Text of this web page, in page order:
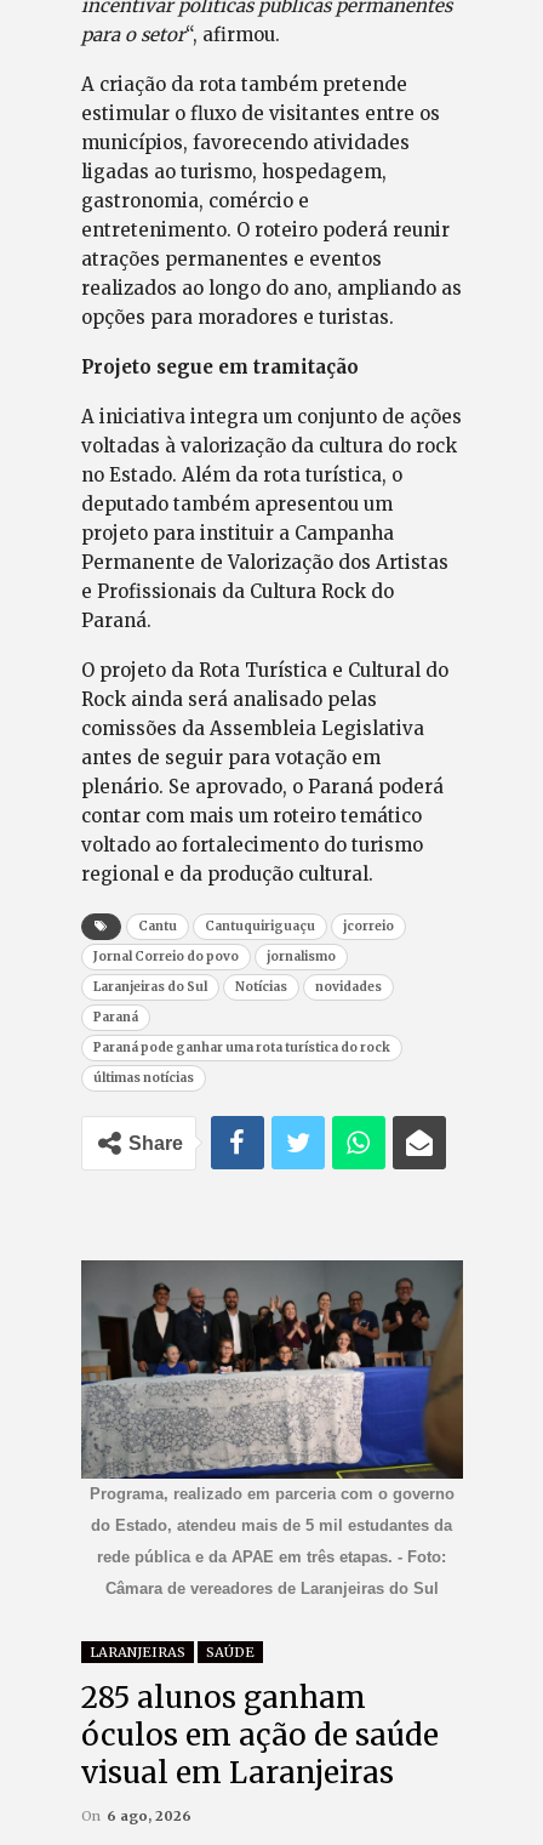
incentivar políticas públicas permanentes
para o setor“, afirmou.
A criação da rota também pretende
estimular o fluxo de visitantes entre os
municípios, favorecendo atividades
ligadas ao turismo, hospedagem,
gastronomia, comércio e
entretenimento. O roteiro poderá reunir
atrações permanentes e eventos
realizados ao longo do ano, ampliando as
opções para moradores e turistas.
Projeto segue em tramitação
A iniciativa integra um conjunto de ações
voltadas à valorização da cultura do rock
no Estado. Além da rota turística, o
deputado também apresentou um
projeto para instituir a Campanha
Permanente de Valorização dos Artistas
e Profissionais da Cultura Rock do
Paraná.
O projeto da Rota Turística e Cultural do
Rock ainda será analisado pelas
comissões da Assembleia Legislativa
antes de seguir para votação em
plenário. Se aprovado, o Paraná poderá
contar com mais um roteiro temático
voltado ao fortalecimento do turismo
regional e da produção cultural.
Cantu Cantuquiriguaçu
jcorreio
Jornal Correio do povo
jornalismo
Laranjeiras do Sul
Notícias
novidades
Paraná
Paraná pode ganhar uma rota turística do rock
últimas notícias
Share
Programa, realizado em parceria com o governo
do Estado, atendeu mais de 5 mil estudantes da
rede pública e da APAE em três etapas. - Foto:
Câmara de vereadores de Laranjeiras do Sul
LARANJEIRAS SAÚDE
285 alunos ganham
óculos em ação de saúde
visual em Laranjeiras
On 6 ago, 2026